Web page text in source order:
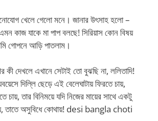
খেলে গেলো মনে। জানার উৎসাহ হলো –
কাজ যাকে মা পাপ বলছে! সিরিয়াস কোন বিষয়
গোপনে আড়ি পাতলাম।
কী দেখলে এখানে সেটাই তো বুঝছি না, ললিতাদি!
দিল্লি ছেড়ে এই বেলেঘাটায় ফিরতে চায়,
চায়, তার বিনিময়ে যদি নিজের মায়ের সাথে একটু
তাতে অসুবিধে কোথায়! desi bangla choti